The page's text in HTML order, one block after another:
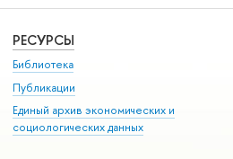
РЕСУРСЫ
Библиотека
Публикации
Единый архив экономических и
социологических данных